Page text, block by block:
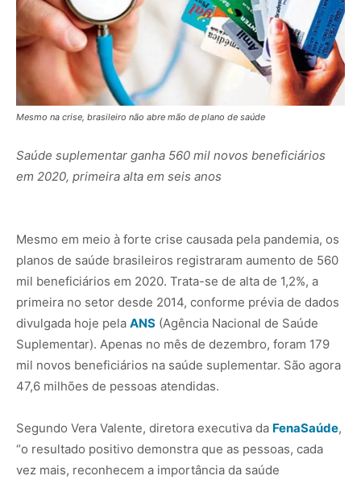
Mesmo na crise, brasileiro não abre mão de plano de saúde
Saúde suplementar ganha 560 mil novos beneficiários
em 2020, primeira alta em seis anos
Mesmo em meio à forte crise causada pela pandemia, os
planos de saúde brasileiros registraram aumento de 560
mil beneficiários em 2020. Trata-se de alta de 1,2%, a
primeira no setor desde 2014, conforme prévia de dados
divulgada hoje pela ANS (Agência Nacional de Saúde
Suplementar). Apenas no mês de dezembro, foram 179
mil novos beneficiários na saúde suplementar. São agora
47,6 milhões de pessoas atendidas.
Segundo Vera Valente, diretora executiva da FenaSaúde,
“o resultado positivo demonstra que as pessoas, cada
vez mais, reconhecem a importância da saúde